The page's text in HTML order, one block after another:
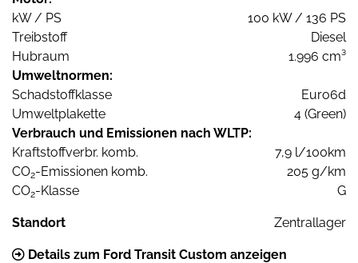
kW / PS
100 kW / 136 PS
Treibstoff
Diesel
Hubraum
1.996 cm³
Umweltnormen:
Schadstoffklasse
Euro6d
Umweltplakette
4 (Green)
Verbrauch und Emissionen nach WLTP:
Kraftstoffverbr. komb.
7,9 l/100km
CO2-Emissionen komb.
205 g/km
CO2-Klasse G
Standort Zentrallager
Details zum Ford Transit Custom anzeigen